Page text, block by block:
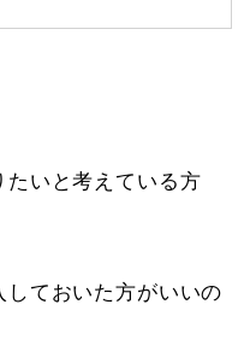
いと考えている方
しておいた方がいいの